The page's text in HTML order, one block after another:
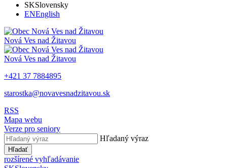
SKSlovensky
ENEnglish
Nová Ves nad Žitavou
Nová Ves nad Žitavou
+421 37 7884895
starostka@novavesnadzitavou.sk
RSS
Mapa webu
Verze pro seniory
Hľadaný výraz
Hľadať
rozšírené vyhľadávanie